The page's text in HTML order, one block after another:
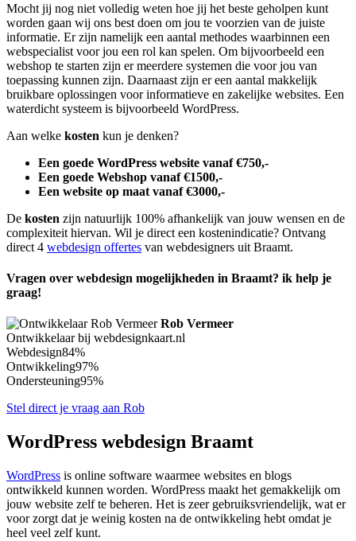
Mocht jij nog niet volledig weten hoe jij het beste geholpen kunt
worden gaan wij ons best doen om jou te voorzien van de juiste
informatie. Er zijn namelijk een aantal methodes waarbinnen een
webspecialist voor jou een rol kan spelen. Om bijvoorbeeld een
webshop te starten zijn er meerdere systemen die voor jou van
toepassing kunnen zijn. Daarnaast zijn er een aantal makkelijk
bruikbare oplossingen voor informatieve en zakelijke websites. Een
waterdicht systeem is bijvoorbeeld WordPress.
Aan welke kosten kun je denken?
Een goede WordPress website vanaf €750,-
Een goede Webshop vanaf €1500,-
Een website op maat vanaf €3000,-
De kosten zijn natuurlijk 100% afhankelijk van jouw wensen en de
complexiteit hiervan. Wil je direct een kostenindicatie? Ontvang
direct 4 webdesign offertes van webdesigners uit Braamt.
Vragen over webdesign mogelijkheden in Braamt? ik help je
graag!
Rob Vermeer
Ontwikkelaar bij webdesignkaart.nl
Webdesign84%
Ontwikkeling97%
Ondersteuning95%
Stel direct je vraag aan Rob
WordPress webdesign Braamt
WordPress is online software waarmee websites en blogs
ontwikkeld kunnen worden. WordPress maakt het gemakkelijk om
jouw website zelf te beheren. Het is zeer gebruiksvriendelijk, wat er
voor zorgt dat je weinig kosten na de ontwikkeling hebt omdat je
heel veel zelf kunt.